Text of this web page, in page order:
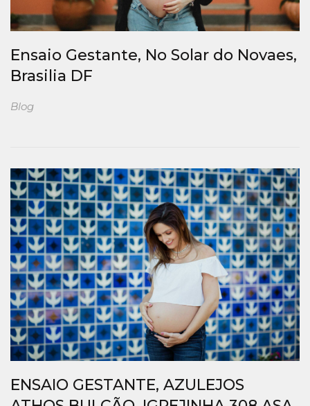
Ensaio Gestante, No Solar do Novaes,
Brasilia DF
Blog
ENSAIO GESTANTE, AZULEJOS